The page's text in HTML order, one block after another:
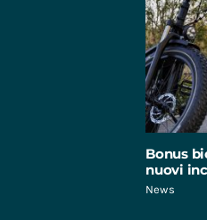
Bonus
nuovi
News